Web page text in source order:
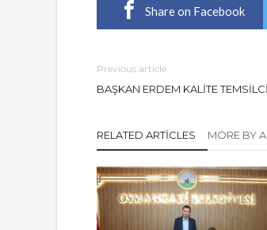
Share on Facebook
Previous article
BAŞKAN ERDEM KALİTE
RELATED ARTICLES MORE BY